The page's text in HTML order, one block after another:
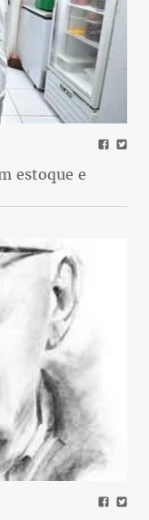
estoque e